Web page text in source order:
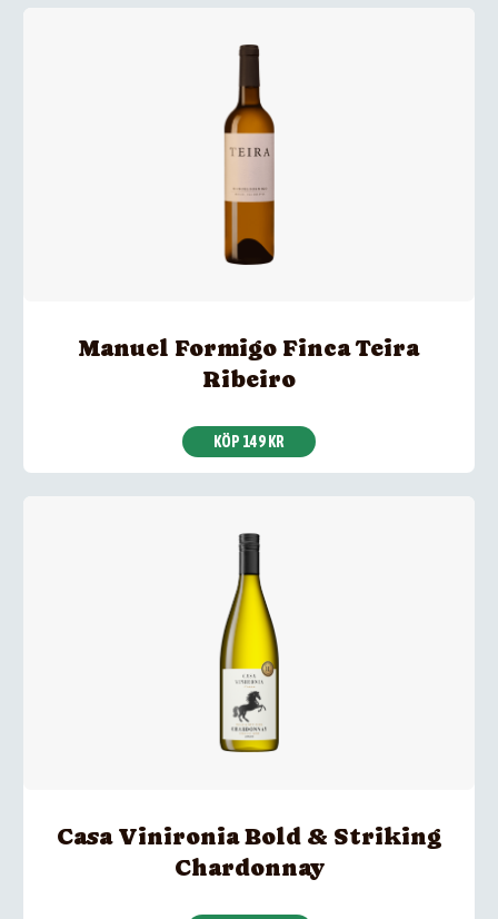
Manuel Formigo Finca Teira
Ribeiro
KÖP 149 KR
Casa Vinironia Bold & Striking
Chardonnay